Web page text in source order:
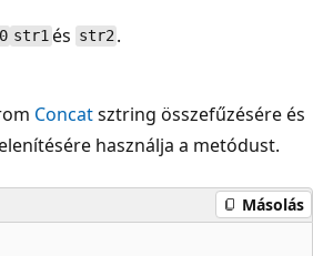
str1és str2 .
Concatsztring összefűzésére és
használja a metódust.
Másolás